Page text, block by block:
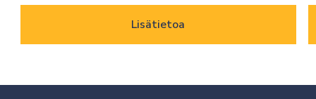
Lisätietoa